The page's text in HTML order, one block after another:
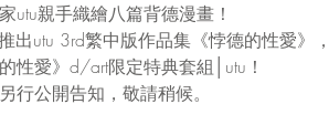
utu親手織繪八篇背德漫畫！
utu 3rd繁中版作品集《悖德的性愛》，
性愛》d/art限定特典套組│utu！
行公開告知，敬請稍候。